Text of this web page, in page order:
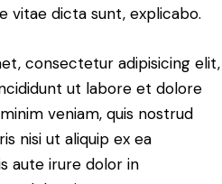
vitae dicta sunt, explicabo.
consectetur adipisicing elit,
ut labore et dolore
veniam, quis nostrud
nisi ut aliquip ex ea
aute irure dolor in